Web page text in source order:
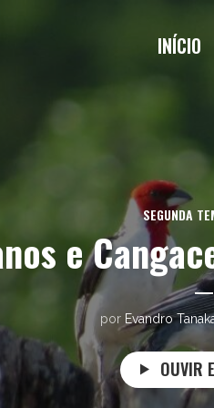
INÍCIO
SEGUNDA
e
por Evandro
OUVIR